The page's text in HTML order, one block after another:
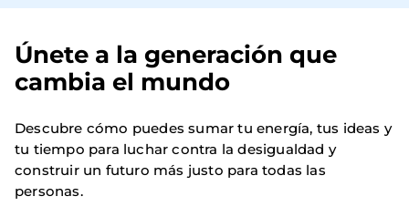
Únete a la generación que
cambia el mundo
Descubre cómo puedes sumar tu energía, tus ideas y
tu tiempo para luchar contra la desigualdad y
construir un futuro más justo para todas las
personas.